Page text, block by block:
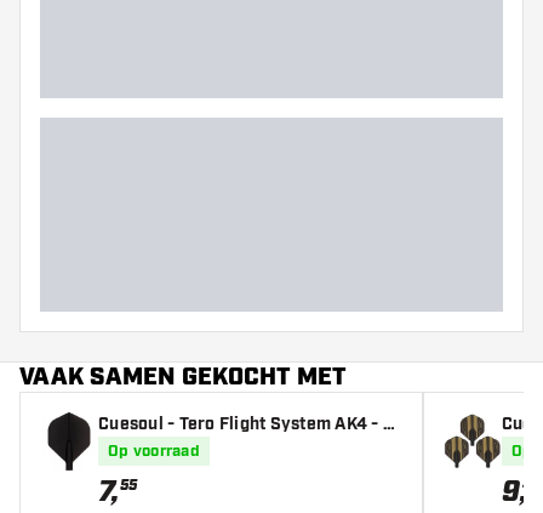
door gebruik.
VAAK SAMEN GEKOCHT MET
Cuesoul - Tero Flight System AK4 - Bl
ack Standard - Dart Flights
Op voorraad
7,55
Op
9,45